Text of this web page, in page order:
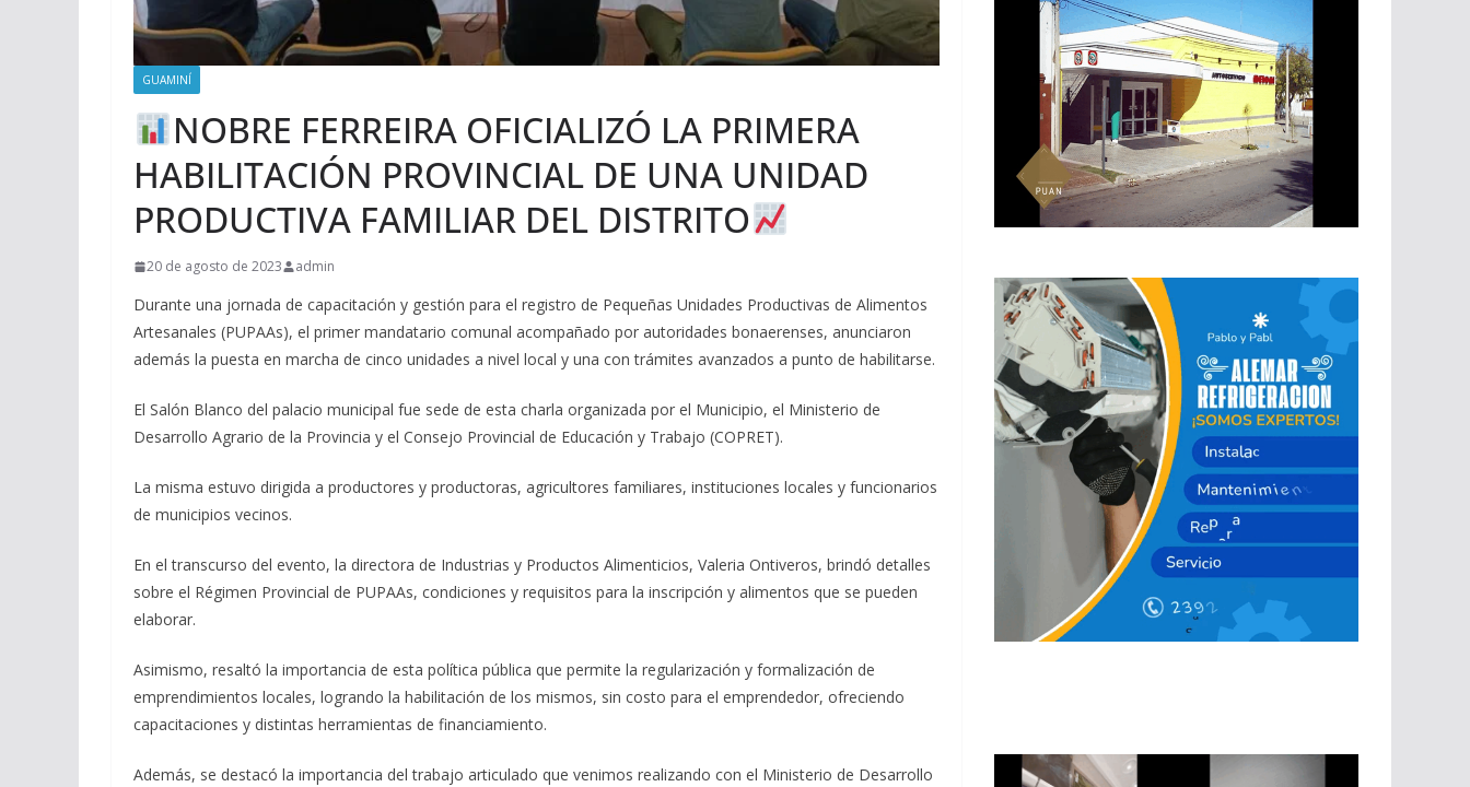
GUAMINÍ
NOBRE FERREIRA OFICIALIZÓ LA PRIMERA
HABILITACIÓN PROVINCIAL DE UNA UNIDAD
PRODUCTIVA FAMILIAR DEL DISTRITO
20 de agosto de 2023 admin
Durante una jornada de capacitación y gestión para el registro de Pequeñas Unidades Productivas de Alimentos
Artesanales (PUPAAs), el primer mandatario comunal acompañado por autoridades bonaerenses, anunciaron
además la puesta en marcha de cinco unidades a nivel local y una con trámites avanzados a punto de habilitarse.
El Salón Blanco del palacio municipal fue sede de esta charla organizada por el Municipio, el Ministerio de
Desarrollo Agrario de la Provincia y el Consejo Provincial de Educación y Trabajo (COPRET).
La misma estuvo dirigida a productores y productoras, agricultores familiares, instituciones locales y funcionarios
de municipios vecinos.
En el transcurso del evento, la directora de Industrias y Productos Alimenticios, Valeria Ontiveros, brindó detalles
sobre el Régimen Provincial de PUPAAs, condiciones y requisitos para la inscripción y alimentos que se pueden
elaborar.
Asimismo, resaltó la importancia de esta política pública que permite la regularización y formalización de
emprendimientos locales, logrando la habilitación de los mismos, sin costo para el emprendedor, ofreciendo
capacitaciones y distintas herramientas de financiamiento.
Además, se destacó la importancia del trabajo articulado que venimos realizando con el Ministerio de Desarrollo